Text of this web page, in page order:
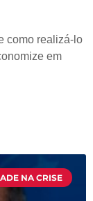
como realizá-lo
em
NA CRISE